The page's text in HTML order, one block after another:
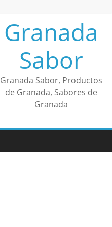
Granada
Sabor
Granada Sabor, Productos
de Granada, Sabores de
Granada